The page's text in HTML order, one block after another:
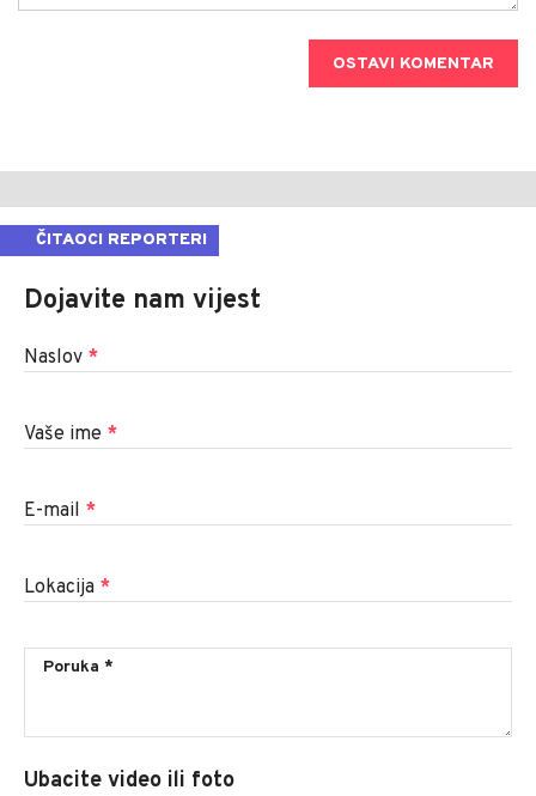
OSTAVI KOMENTAR
ČITAOCI REPORTERI
Dojavite nam vijest
Naslov *
Vaše ime *
E-mail *
Lokacija *
Ubacite video ili foto